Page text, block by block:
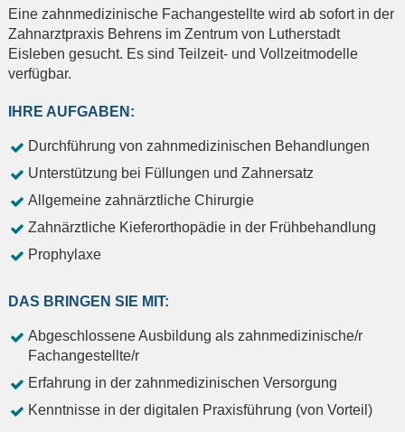
Eine zahnmedizinische Fachangestellte wird ab sofort in der
Zahnarztpraxis Behrens im Zentrum von Lutherstadt
Eisleben gesucht. Es sind Teilzeit- und Vollzeitmodelle
verfügbar.
IHRE AUFGABEN:
Durchführung von zahnmedizinischen Behandlungen
Unterstützung bei Füllungen und Zahnersatz
Allgemeine zahnärztliche Chirurgie
Zahnärztliche Kieferorthopädie in der Frühbehandlung
Prophylaxe
DAS BRINGEN SIE MIT:
Abgeschlossene Ausbildung als zahnmedizinische/r
Fachangestellte/r
Erfahrung in der zahnmedizinischen Versorgung
Kenntnisse in der digitalen Praxisführung (von Vorteil)